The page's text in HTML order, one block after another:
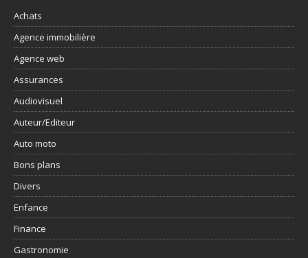
Achats
Agence immobilière
Agence web
Assurances
Audiovisuel
Auteur/Editeur
Auto moto
Bons plans
Divers
Enfance
Finance
Gastronomie